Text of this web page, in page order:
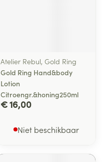
Atelier Rebul, Gold Ring
Gold Ring Hand&body
Lotion
Citroengr.&honing250ml
€ 16,00
Niet beschikbaar